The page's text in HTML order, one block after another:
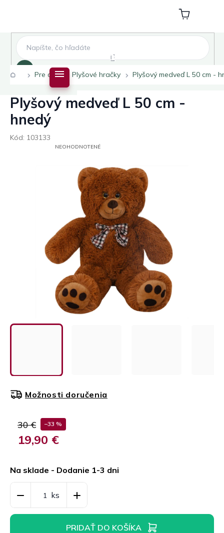
Nákupný
košík
Domov
Pre deti Plyšové hračky Plyšový medveď L 50 cm -
Plyšový medveď L 50 cm -
hnedý
Kód: 103133
PRIEMERNÉNEOHODNOTENÉ
30 € –33 %
19,90 €
cena:
Na sklade - Dodanie 1-3 dni
Možnosti doručenia
PRIDAŤ DO KOŠÍKA